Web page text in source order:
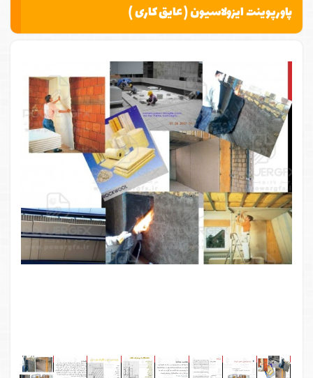
پاورپوینت ایزولاسیون ( عایق کاری )